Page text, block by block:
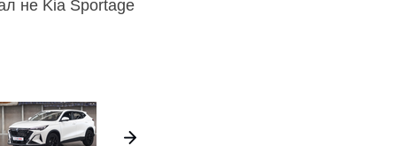
не Kia Sportage